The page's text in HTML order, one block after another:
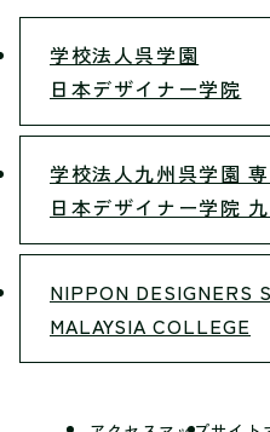
学校法人呉学園
日本デザイナー学院
学校法人九州呉学園
日本デザイナー学院
NIPPON DESIGNERS
MALAYSIA COLLEGE